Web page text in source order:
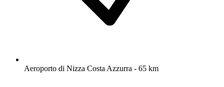
Aeroporto di Nizza Costa Azzurra - 65 km